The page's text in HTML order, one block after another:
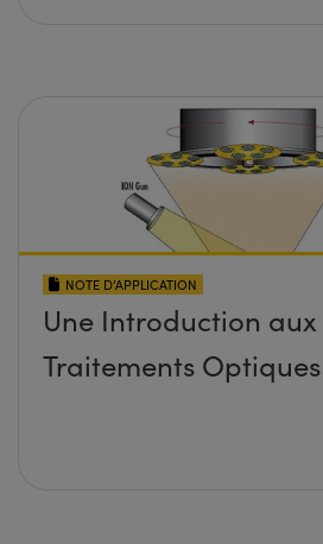
NOTE D’APPLICATION
Une Introduction aux
Traitements Optiques